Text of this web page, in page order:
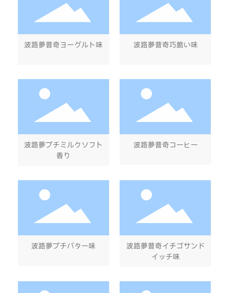
波路夢普奇ヨーグルト味 波路夢普奇巧脆い味
波路夢プチミルクソフト
香り
波路夢普奇コーヒー
波路夢プチバター味
波路夢普奇イチゴサンド
イッチ味